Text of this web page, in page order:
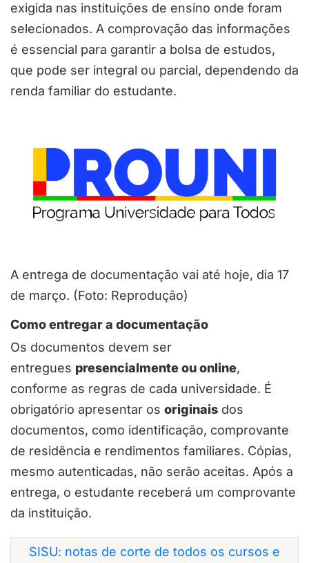
exigida nas instituições de ensino onde foram
selecionados. A comprovação das informações
é essencial para garantir a bolsa de estudos,
que pode ser integral ou parcial, dependendo da
renda familiar do estudante.
A entrega de documentação vai até hoje, dia 17
de março. (Foto: Reprodução)
Como entregar a documentação
Os documentos devem ser
entregues presencialmente ou online,
conforme as regras de cada universidade. É
obrigatório apresentar os originais dos
documentos, como identificação, comprovante
de residência e rendimentos familiares. Cópias,
mesmo autenticadas, não serão aceitas. Após a
entrega, o estudante receberá um comprovante
da instituição.
SISU: notas de corte de todos os cursos e